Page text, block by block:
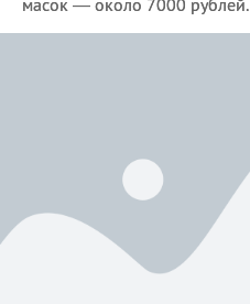
масок — около 7000 рублей.